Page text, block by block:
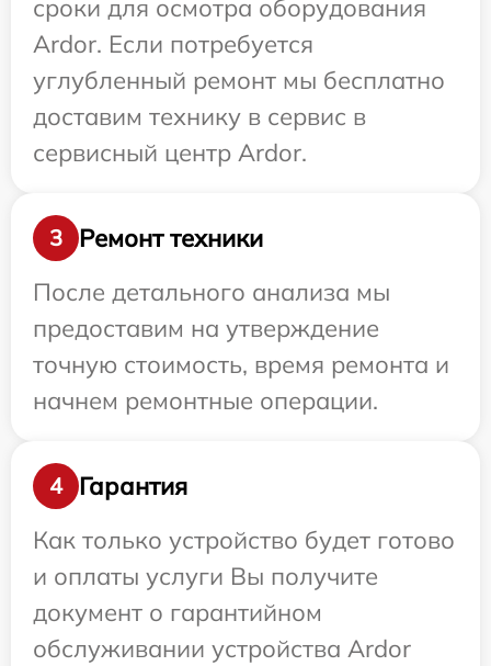
сроки для осмотра оборудования
Ardor. Если потребуется
углубленный ремонт мы бесплатно
доставим технику в сервис в
сервисный центр Ardor.
3
Ремонт техники
После детального анализа мы
предоставим на утверждение
точную стоимость, время ремонта и
начнем ремонтные операции.
4
Гарантия
Как только устройство будет готово
и оплаты услуги Вы получите
документ о гарантийном
обслуживании устройства Ardor